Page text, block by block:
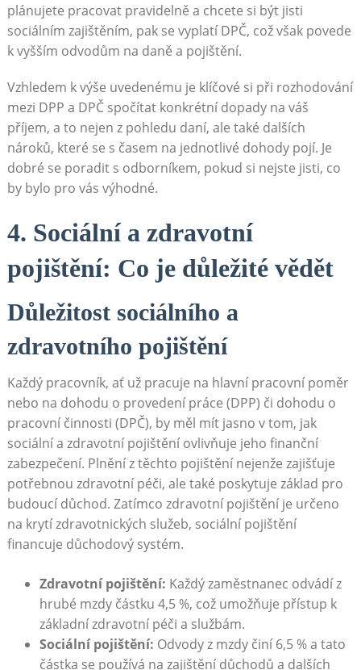
plánujete pracovat pravidelně a chcete si být jisti
sociálním zajištěním, pak se vyplatí DPČ, což však povede
k vyšším odvodům na daně a pojištění.
Vzhledem k výše uvedenému je klíčové si při rozhodování
mezi DPP a DPČ spočítat konkrétní dopady na váš
příjem, a to nejen z pohledu daní, ale také dalších
nároků, které se s časem na jednotlivé dohody pojí. Je
dobré se poradit s odborníkem, pokud si nejste jisti, co
by bylo pro vás výhodné.
4. Sociální a zdravotní
pojištění: Co je důležité vědět
Důležitost sociálního a
zdravotního pojištění
Každý pracovník, ať už pracuje na hlavní pracovní poměr
nebo na dohodu o provedení práce (DPP) či dohodu o
pracovní činnosti (DPČ), by měl mít jasno v tom, jak
sociální a zdravotní pojištění ovlivňuje jeho finanční
zabezpečení. Plnění z těchto pojištění nejenže zajišťuje
potřebnou zdravotní péči, ale také poskytuje základ pro
budoucí důchod. Zatímco zdravotní pojištění je určeno
na krytí zdravotnických služeb, sociální pojištění
financuje důchodový systém.
Zdravotní pojištění: Každý zaměstnanec odvádí z
hrubé mzdy částku 4,5 %, což umožňuje přístup k
základní zdravotní péči a službám.
Sociální pojištění: Odvody z mzdy činí 6,5 % a tato
částka se používá na zajištění důchodů a dalších